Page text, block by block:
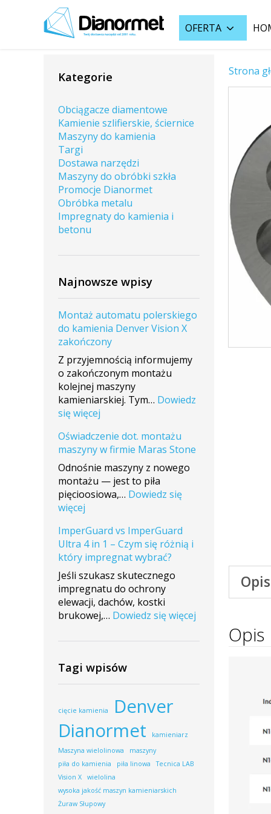
OFERTA
Strona
Opis
Opis
Kategorie
Obciągacze diamentowe
Kamienie szlifierskie, ściernice
Maszyny do kamienia
Targi
Dostawa narzędzi
Maszyny do obróbki szkła
Promocje Dianormet
Obróbka metalu
Impregnaty do kamienia i
betonu
Najnowsze wpisy
Montaż automatu polerskiego
do kamienia Denver Vision X
zakończony
Z przyjemnością informujemy
o zakończonym montażu
kolejnej maszyny
kamieniarskiej. Tym… Dowiedz
się więcej
automatu
polerskiego
do
kamienia
Denver
zakończony
Oświadczenie dot. montażu
maszyny w firmie Maras Stone
Odnośnie maszyny z nowego
montażu — jest to piła
pięcioosiowa,… Dowiedz się
więcej
dot.
montażu
maszyny
w
firmie
Maras
Stone
ImperGuard vs ImperGuard
Ultra 4 in 1 – Czym się różnią i
który impregnat wybrać?
Jeśli szukasz skutecznego
impregnatu do ochrony
elewacji, dachów, kostki
brukowej,… Dowiedz się więcej
ImperGuard
vs
4
Tagi wpisów
cięcie kamienia
Denver
Dianormet
kamieniarz
Maszyna wielolinowa
maszyny
piła do kamienia
piła linowa
Tecnica LAB
Vision X
wielolina
wysoka jakość maszyn kamieniarskich
Żuraw Słupowy